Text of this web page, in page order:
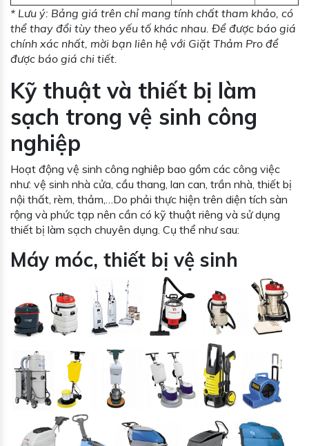
* Lưu ý: Bảng giá trên chỉ mang tính chất tham khảo, có
thể thay đổi tùy theo yếu tố khác nhau. Để được báo giá
chính xác nhất, mời bạn liên hệ với Giặt Thảm Pro để
được báo giá chi tiết.
Kỹ thuật và thiết bị làm
sạch trong vệ sinh công
nghiệp
Hoạt động vệ sinh công nghiêp bao gồm các công việc
như: vệ sinh nhà cửa, cầu thang, lan can, trần nhà, thiết bị
nội thất, rèm, thảm,…Do phải thực hiện trên diện tích sàn
rộng và phức tạp nên cần có kỹ thuật riêng và sử dụng
thiết bị làm sạch chuyên dụng. Cụ thể như sau:
Máy móc, thiết bị vệ sinh